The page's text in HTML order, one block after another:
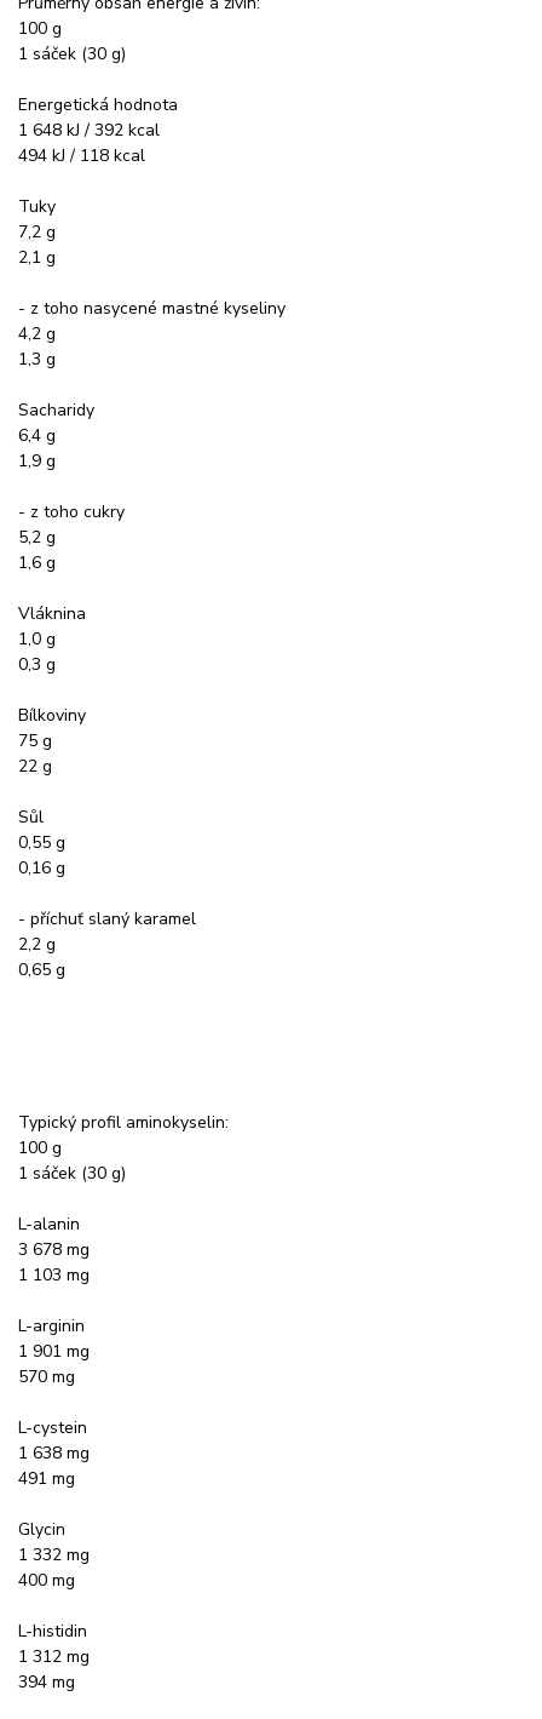
100 g
1 sáček (30 g)
Energetická hodnota
1 648 kJ / 392 kcal
494 kJ / 118 kcal
Tuky
7,2 g
2,1 g
- z toho nasycené mastné kyseliny
4,2 g
1,3 g
Sacharidy
6,4 g
1,9 g
- z toho cukry
5,2 g
1,6 g
Vláknina
1,0 g
0,3 g
Bílkoviny
75 g
22 g
Sůl
0,55 g
0,16 g
- příchuť slaný karamel
2,2 g
0,65 g
Typický profil aminokyselin:
100 g
1 sáček (30 g)
L-alanin
3 678 mg
1 103 mg
L-arginin
1 901 mg
570 mg
L-cystein
1 638 mg
491 mg
Glycin
1 332 mg
400 mg
L-histidin
1 312 mg
394 mg